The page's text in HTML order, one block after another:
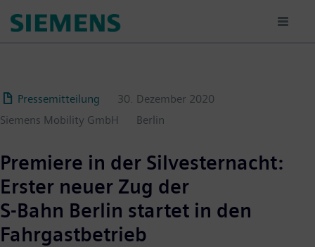
para
Pressemitteilung
30. Dezember 2020
Siemens Mobility GmbH
Berlin
Premiere in der Silvesternacht:
Erster neuer Zug der
S-Bahn Berlin startet in den
Fahrgastbetrieb